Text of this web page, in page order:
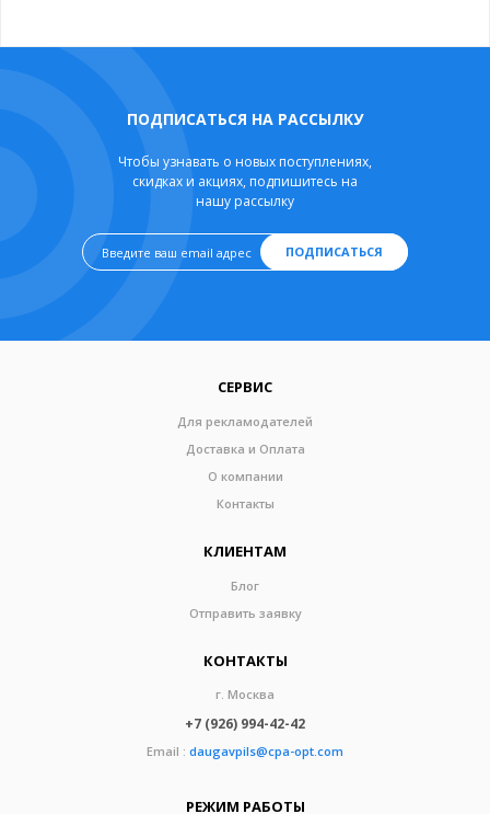
ПОДПИСАТЬСЯ НА РАССЫЛКУ
Чтобы узнавать о новых поступлениях,
скидках и акциях, подпишитесь на
нашу рассылку
ПОДПИСАТЬСЯ
СЕРВИС
Для рекламодателей
Доставка и Оплата
О компании
Контакты
КЛИЕНТАМ
Блог
Отправить заявку
КОНТАКТЫ
г. Москва
+7 (926) 994-42-42
Email : daugavpils@cpa-opt.com
РЕЖИМ РАБОТЫ